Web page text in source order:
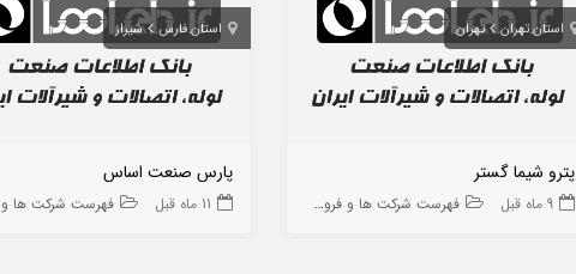
استان تهران تهران
پترو شیما گستر
9 ماه قبل فهرست شرکت ها و فروشگاه ها
استان فارس شیراز
پارس صنعت اساس
11 ماه قبل فهرست شرکت ها و